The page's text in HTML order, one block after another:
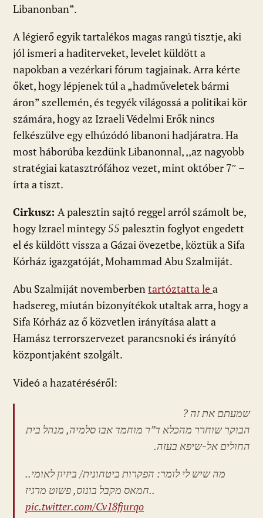
Libanonban”.
A légierő egyik tartalékos magas rangú tisztje, aki
jól ismeri a haditerveket, levelet küldött a
napokban a vezérkari fórum tagjainak. Arra kérte
őket, hogy lépjenek túl a „hadműveletek bármi
áron” szellemén, és tegyék világossá a politikai kör
számára, hogy az Izraeli Védelmi Erők nincs
felkészülve egy elhúzódó libanoni hadjáratra. Ha
most háborúba kezdünk Libanonnal, ,,az nagyobb
stratégiai katasztrófához vezet, mint október 7″ –
írta a tiszt.
Cirkusz: A palesztin sajtó reggel arról számolt be,
hogy Izrael mintegy 55 palesztin foglyot engedett
el és küldött vissza a Gázai övezetbe, köztük a Sifa
Kórház igazgatóját, Mohammad Abu Szalmiját.
Abu Szalmiját novemberbentartóztatta lea
hadsereg, miután bizonyítékok utaltak arra, hogy a
Sifa Kórház az ő közvetlen irányítása alatt a
Hamász terrorszervezet parancsnoki és irányító
központjaként szolgált.
Videó a hazatéréséről:
שמעתם את זה ?
הבוקר שוחרר מהכלא ד”ר מוחמד אבו סלמיה, מנהל בית
החולים אל-שיפא בעזה.‌‌
מה שיש לי לומר: הפקרות ביטחונית/ ביזיון לאומי..
חמאס מקבל בונוס, פשוט מרגיז..
pic.twitter.com/Cv18fjurqo